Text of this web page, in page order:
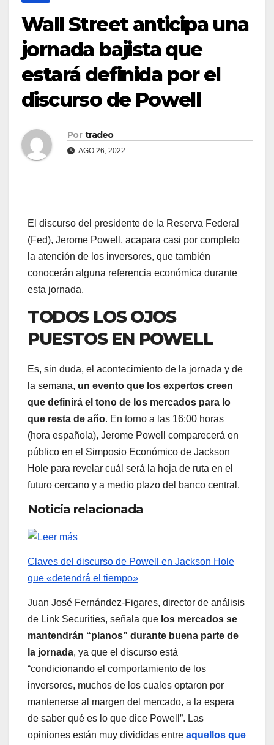
Wall Street anticipa una
jornada bajista que
estará definida por el
discurso de Powell
Por tradeo
AGO 26, 2022
El discurso del presidente de la Reserva Federal
(Fed), Jerome Powell, acapara casi por completo
la atención de los inversores, que también
conocerán alguna referencia económica durante
esta jornada.
TODOS LOS OJOS
PUESTOS EN POWELL
Es, sin duda, el acontecimiento de la jornada y de
la semana, un evento que los expertos creen
que definirá el tono de los mercados para lo
que resta de año. En torno a las 16:00 horas
(hora española), Jerome Powell comparecerá en
público en el Simposio Económico de Jackson
Hole para revelar cuál será la hoja de ruta en el
futuro cercano y a medio plazo del banco central.
Noticia relacionada
Claves del discurso de Powell en Jackson Hole
que «detendrá el tiempo»
Juan José Fernández-Figares, director de análisis
de Link Securities, señala que los mercados se
mantendrán “planos” durante buena parte de
la jornada, ya que el discurso está
“condicionando el comportamiento de los
inversores, muchos de los cuales optaron por
mantenerse al margen del mercado, a la espera
de saber qué es lo que dice Powell”. Las
opiniones están muy divididas entre aquellos que